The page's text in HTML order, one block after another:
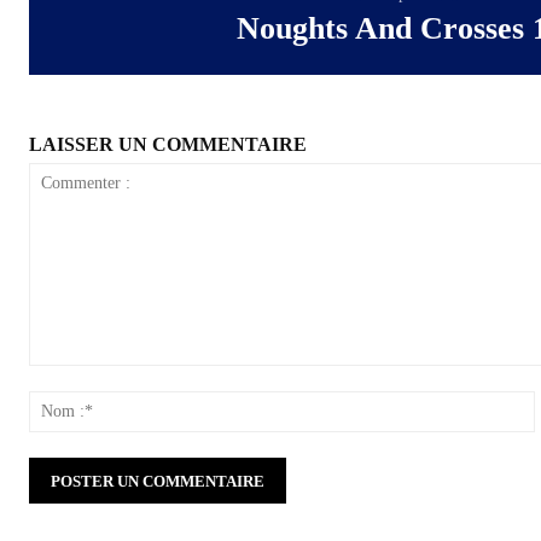
Noughts And Crosses
LAISSER UN COMMENTAIRE